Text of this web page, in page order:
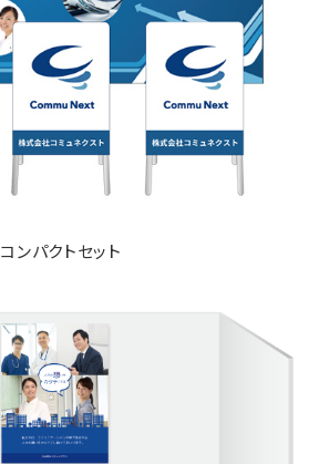
コンパクトセット